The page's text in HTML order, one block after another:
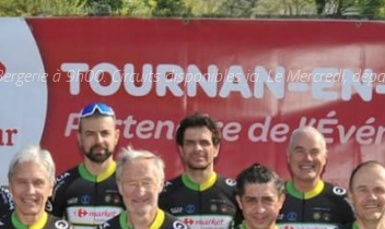
à 9h00. Circuits disponibles ici. Le Mercredi,